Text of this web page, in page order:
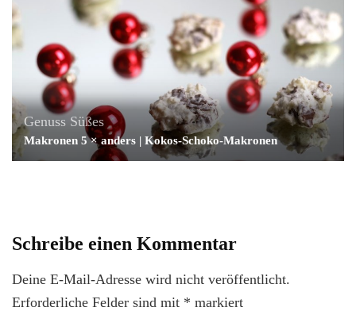
Genuss Süßes
Makronen 5 × anders | Kokos-Schoko-Makronen
Schreibe einen Kommentar
Deine E-Mail-Adresse wird nicht veröffentlicht.
Erforderliche Felder sind mit * markiert